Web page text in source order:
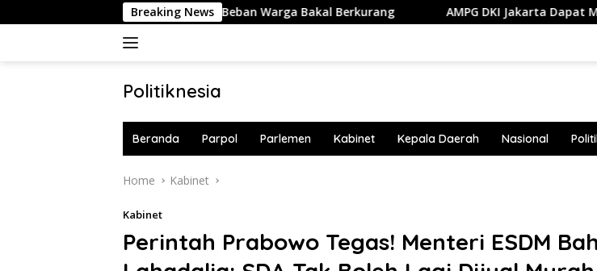
to
Breaking News
1 Persen Mulai 2027, Beban Warga Bakal Berkurang AMPG DKI Jakarta Dapat Mobil
Politiknesia
Beranda Parpol Parlemen Kabinet Kepala Daerah Nasional
Home Kabinet
Kabinet
Perintah Prabowo Tegas! Menteri ESDM